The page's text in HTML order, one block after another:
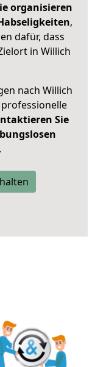
organisieren
,
dafür, dass
in Willich
nach Willich
Sie